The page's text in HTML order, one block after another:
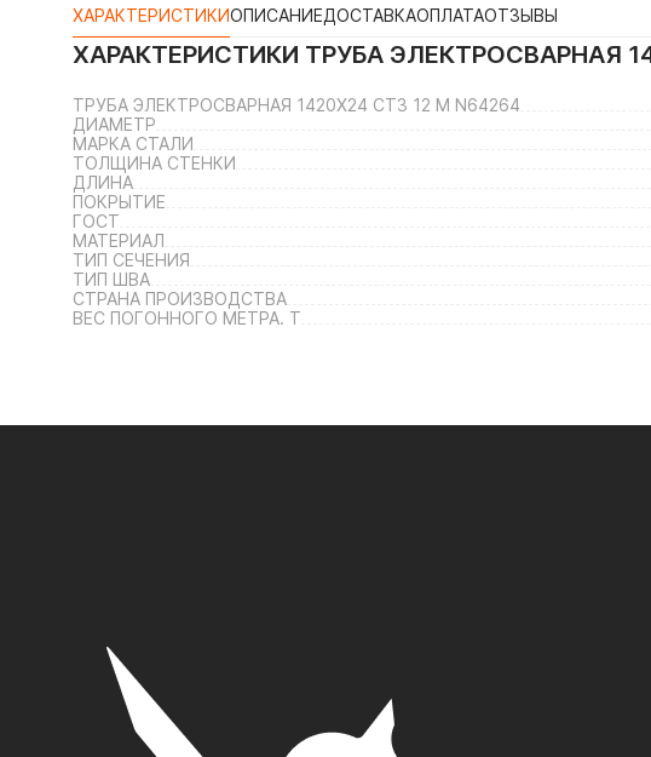
ХАРАКТЕРИСТИКИОПИСАНИЕДОСТАВКАОПЛАТАОТЗЫВЫ
ХАРАКТЕРИСТИКИ ТРУБА ЭЛЕКТРОСВАРНАЯ
ТРУБА ЭЛЕКТРОСВАРНАЯ 1420Х24 СТ3 12 М N64264
ДИАМЕТР
МАРКА СТАЛИ
ТОЛЩИНА СТЕНКИ
ДЛИНА
ПОКРЫТИЕ
ГОСТ
МАТЕРИАЛ
ТИП СЕЧЕНИЯ
ТИП ШВА
СТРАНА ПРОИЗВОДСТВА
ВЕС ПОГОННОГО МЕТРА. Т